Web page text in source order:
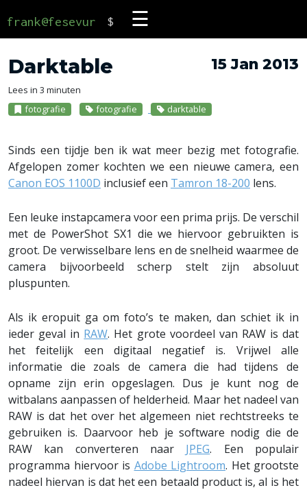
frank@fesevur $ ☰
15 Jan 2013
Darktable
Lees in 3 minuten
fotografie
fotografie darktable
Sinds een tijdje ben ik wat meer bezig met fotografie.
Afgelopen zomer kochten we een nieuwe camera, een
Canon EOS 1100D inclusief een Tamron 18-200 lens.
Een leuke instapcamera voor een prima prijs. De verschil
met de PowerShot SX1 die we hiervoor gebruikten is
groot. De verwisselbare lens en de snelheid waarmee de
camera bijvoorbeeld scherp stelt zijn absoluut
pluspunten.
Als ik eropuit ga om foto’s te maken, dan schiet ik in
ieder geval in RAW. Het grote voordeel van RAW is dat
het feitelijk een digitaal negatief is. Vrijwel alle
informatie die zoals de camera die had tijdens de
opname zijn erin opgeslagen. Dus je kunt nog de
witbalans aanpassen of helderheid. Maar het nadeel van
RAW is dat het over het algemeen niet rechtstreeks te
gebruiken is. Daarvoor heb je software nodig die de
RAW kan converteren naar JPEG. Een populair
programma hiervoor is Adobe Lightroom. Het grootste
nadeel hiervan is dat het een betaald product is, al is het